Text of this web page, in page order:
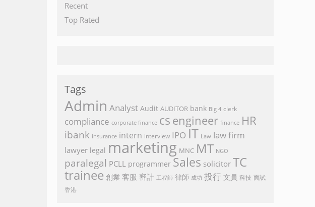
Recent
Top Rated
Tags
Admin Analyst Audit AUDITOR bank Big 4 clerk
compliance corporate finance cs engineer finance HR
ibank insurance intern interview IPO IT Law law firm
lawyer legal marketing MNC MT NGO
paralegal PCLL programmer Sales solicitor TC
trainee 創業 客服 審計 工程師 律師 成功 投行 文員 科技 面試
香港